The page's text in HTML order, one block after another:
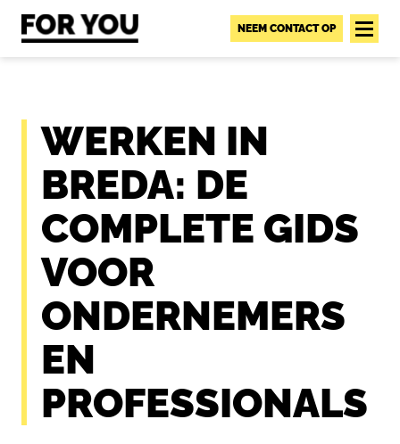
NEEM CONTACT OP
WERKEN IN
BREDA: DE
COMPLETE GIDS
VOOR
ONDERNEMERS
EN
PROFESSIONALS